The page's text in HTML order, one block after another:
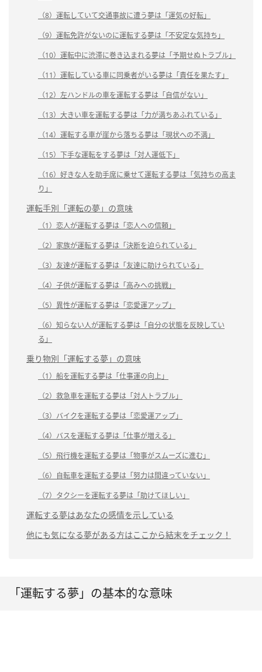
（8）運転していて交通事故に遭う夢は「運気の好転」
（9）運転免許がないのに運転する夢は「不安定な気持ち」
（10）運転中に渋滞に巻き込まれる夢は「予期せぬトラブル」
（11）運転している車に同乗者がいる夢は「責任を果たす」
（12）左ハンドルの車を運転する夢は「自信がない」
（13）大きい車を運転する夢は「力が満ちあふれている」
（14）運転する車が崖から落ちる夢は「現状への不満」
（15）下手な運転をする夢は「対人運低下」
（16）好きな人を助手席に乗せて運転する夢は「気持ちの高ま
り」
運転手別「運転の夢」の意味
（1）恋人が運転する夢は「恋人への信頼」
（2）家族が運転する夢は「決断を迫られている」
（3）友達が運転する夢は「友達に助けられている」
（4）子供が運転する夢は「高みへの挑戦」
（5）異性が運転する夢は「恋愛運アップ」
（6）知らない人が運転する夢は「自分の状態を反映してい
る」
乗り物別「運転する夢」の意味
（1）船を運転する夢は「仕事運の向上」
（2）救急車を運転する夢は「対人トラブル」
（3）バイクを運転する夢は「恋愛運アップ」
（4）バスを運転する夢は「仕事が増える」
（5）飛行機を運転する夢は「物事がスムーズに進む」
（6）自転車を運転する夢は「努力は間違っていない」
（7）タクシーを運転する夢は「助けてほしい」
運転する夢はあなたの感情を示している
他にも気になる夢がある方はここから結末をチェック！
「運転する夢」の基本的な意味